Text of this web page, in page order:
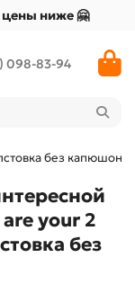
цены ниже 🤗
098-83-94
без капюшона.
your 2
без